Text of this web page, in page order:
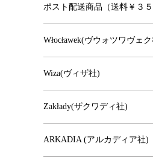
ポスト配送商品（送料￥３５
Włocławek(ヴウォツワヴェ
Wiza(ヴィザ社)
Zakłady(ザクワディ社)
ARKADIA (アルカディア社)